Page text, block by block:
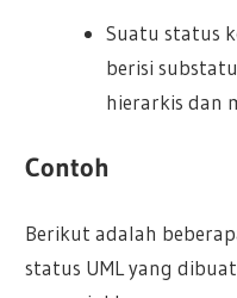
Suatu status
berisi
hierarkis dan
Contoh
Berikut adalah
status UML yang